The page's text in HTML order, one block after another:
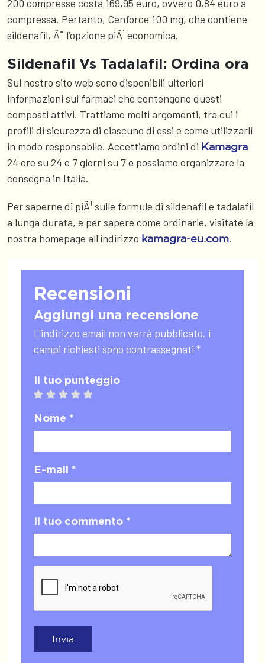
200 compresse costa 169,95 euro, ovvero 0,84 euro a
compressa. Pertanto, Cenforce 100 mg, che contiene
sildenafil, Ã¨ l'opzione piÃ¹ economica.
Sildenafil Vs Tadalafil: Ordina ora
Sul nostro sito web sono disponibili ulteriori
informazioni sui farmaci che contengono questi
composti attivi. Trattiamo molti argomenti, tra cui i
profili di sicurezza di ciascuno di essi e come utilizzarli
in modo responsabile. Accettiamo ordini di Kamagra
24 ore su 24 e 7 giorni su 7 e possiamo organizzare la
consegna in Italia.
Per saperne di piÃ¹ sulle formule di sildenafil e tadalafil
a lunga durata, e per sapere come ordinarle, visitate la
nostra homepage all'indirizzo kamagra-eu.com.
Recensioni
Aggiungi una recensione
L'indirizzo email non verrà pubblicato. i
campi richiesti sono contrassegnati *
Il tuo punteggio
5 stars
4 stars
3 stars
2 stars
1 star
Nome *
E-mail *
Il tuo commento *
Invia